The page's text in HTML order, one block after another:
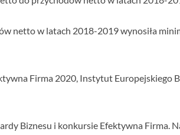
netto w latach 2018-2019 wynosiła
Firma 2020, Instytut Europejskiego
Biznesu i konkursie Efektywna Firma.